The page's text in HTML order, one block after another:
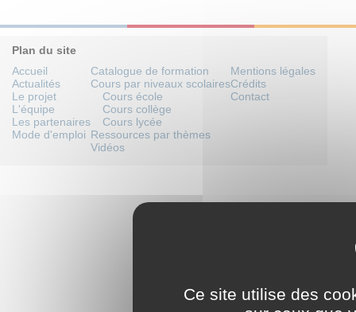
Plan du site
Accueil
Actualités
Le projet
L'équipe
Les partenaires
Mode d'emploi
Catalogue de formation
Cours par niveaux scolaires
Cours école
Cours collège
Cours lycée
Ressources par thèmes
Vidéos
Mentions légales
Crédits
Contact
Ce site utilise des